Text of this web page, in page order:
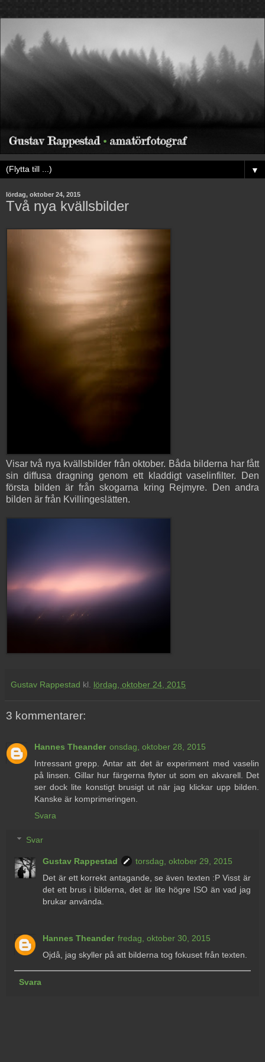
▼
lördag, oktober 24, 2015
Två nya kvällsbilder
Visar två nya kvällsbilder från oktober. Båda bilderna har fått
sin diffusa dragning genom ett kladdigt vaselinfilter. Den
första bilden är från skogarna kring Rejmyre. Den andra
bilden är från Kvillingeslätten.
Gustav Rappestad kl. lördag, oktober 24, 2015
3 kommentarer:
Hannes Theander onsdag, oktober 28, 2015
Intressant grepp. Antar att det är experiment med vaselin
på linsen. Gillar hur färgerna flyter ut som en akvarell. Det
ser dock lite konstigt brusigt ut när jag klickar upp bilden.
Kanske är komprimeringen.
Svara
Svar
Gustav Rappestad
torsdag, oktober 29, 2015
Det är ett korrekt antagande, se även texten :P Visst är
det ett brus i bilderna, det är lite högre ISO än vad jag
brukar använda.
Hannes Theander fredag, oktober 30, 2015
Ojdå, jag skyller på att bilderna tog fokuset från texten.
Svara